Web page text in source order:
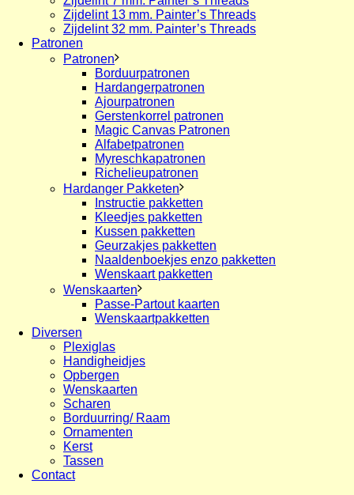
Zijdelint 13 mm. Painter’s Threads
Zijdelint 32 mm. Painter’s Threads
Patronen
Patronen
Borduurpatronen
Hardangerpatronen
Ajourpatronen
Gerstenkorrel patronen
Magic Canvas Patronen
Alfabetpatronen
Myreschkapatronen
Richelieupatronen
Hardanger Pakketen
Instructie pakketten
Kleedjes pakketten
Kussen pakketten
Geurzakjes pakketten
Naaldenboekjes enzo pakketten
Wenskaart pakketten
Wenskaarten
Passe-Partout kaarten
Wenskaartpakketten
Diversen
Plexiglas
Handigheidjes
Opbergen
Wenskaarten
Scharen
Borduurring/ Raam
Ornamenten
Kerst
Tassen
Contact